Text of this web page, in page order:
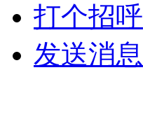
打个招呼
发送消息